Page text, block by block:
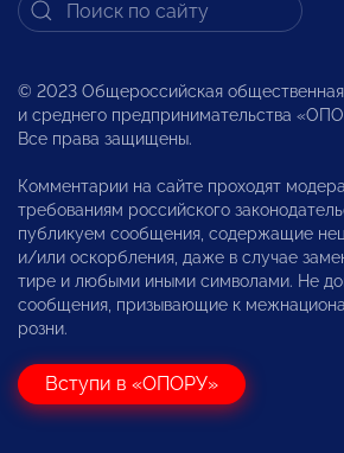
© 2023 Общероссийская общественная
и среднего предпринимательства
Все права защищены.
Комментарии на сайте проходят
требованиям российского
публикуем сообщения, содержащие
и/или оскорбления, даже в случае
тире и любыми иными символами. Не
сообщения, призывающие к
розни.
Вступи в «ОПОРУ»